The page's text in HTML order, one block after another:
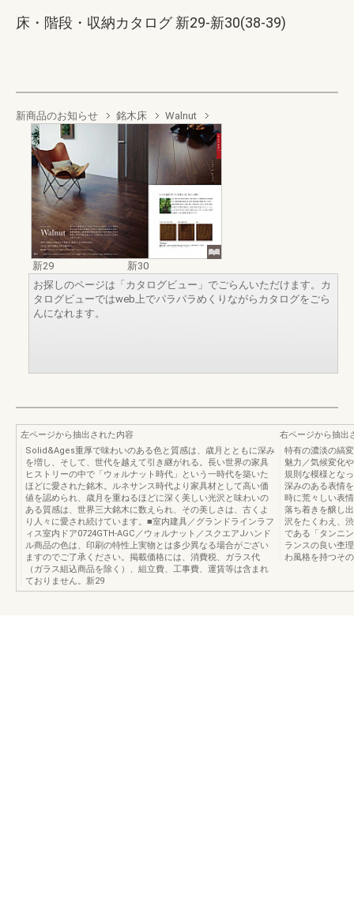
床・階段・収納カタログ 新29-新30(38-39)
新商品のお知らせ 銘木床 Walnut
新29
新30
お探しのページは「カタログビュー」でごらんいただけます。カ
タログビューではweb上でパラパラめくりながらカタログをごら
んになれます。
左ページから抽出された内容
Solid&Ages重厚で味わいのある色と質感は、歳月とともに深み
を増し、そして、世代を越えて引き継がれる。長い世界の家具
ヒストリーの中で「ウォルナット時代」という一時代を築いた
ほどに愛された銘木。ルネサンス時代より家具材として高い価
値を認められ、歳月を重ねるほどに深く美しい光沢と味わいの
ある質感は、世界三大銘木に数えられ、その美しさは、古くよ
り人々に愛され続けています。■室内建具／グランドラインラフ
ィス室内ドア0724GTH-AGC／ウォルナット／スクエアJハンド
ル商品の色は、印刷の特性上実物とは多少異なる場合がござい
ますのでご了承ください。掲載価格には、消費税、ガラス代
（ガラス組込商品を除く）、組立費、工事費、運賃等は含まれ
ておりません。新29
右ページから抽出
特有の濃淡の縞
魅力／気候変化
規則な模様とな
深みのある表情
時に荒々しい表
落ち着きを醸し
沢をたくわえ、
である「タンニ
ランスの良い杢
わ風格を持つそ